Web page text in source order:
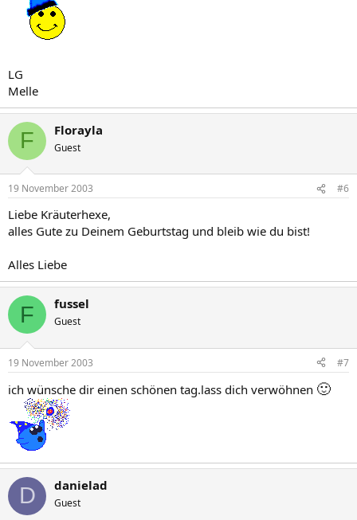
LG
Melle
F Florayla
Guest
19 November 2003 #6
Liebe Kräuterhexe,
alles Gute zu Deinem Geburtstag und bleib wie du bist!
Alles Liebe
F fussel
Guest
19 November 2003 #7
ich wünsche dir einen schönen tag.lass dich verwöhnen 🙂
D danielad
Guest